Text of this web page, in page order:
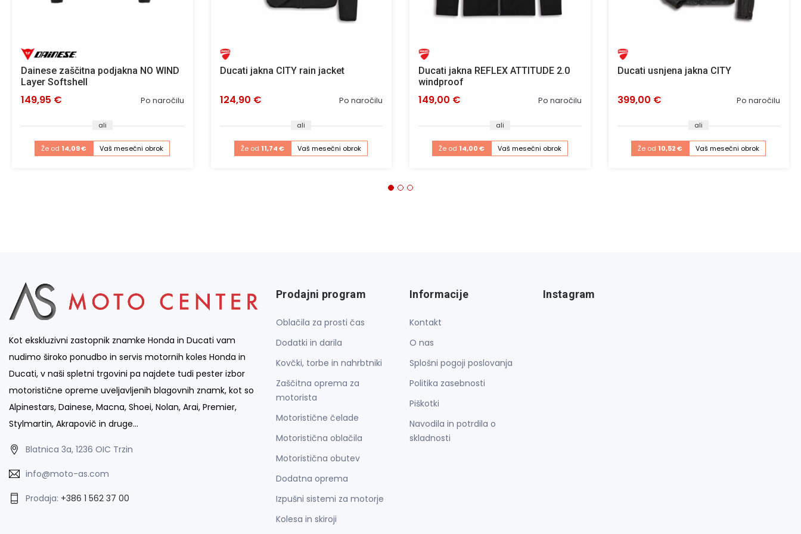
Dainese zaščitna podjakna NO WIND
Layer Softshell
Po naročilu
149,95 €
ali
Že od 14,09 € Vaš mesečni obrok
Ducati jakna CITY rain jacket
Po naročilu
124,90 €
ali
Že od 11,74 € Vaš mesečni obrok
Ducati jakna REFLEX ATTITUDE 2.0
windproof
Po naročilu
149,00 €
ali
Že od 14,00 € Vaš mesečni obrok
Ducati usnjena jakna CITY
Po naročilu
399,00 €
ali
Že od 10,52 € Vaš mesečni obrok
Kot ekskluzivni zastopnik znamke Honda in Ducati vam
nudimo široko ponudbo in servis motornih koles Honda in
Ducati, v naši spletni trgovini pa najdete tudi pester izbor
motoristične opreme uveljavljenih blagovnih znamk, kot so
Alpinestars, Dainese, Macna, Shoei, Nolan, Arai, Premier,
Stylmartin, Akrapovič in druge…
Blatnica 3a, 1236 OIC Trzin
info@moto-as.com
Prodaja: +386 1 562 37 00
Prodajni program
Oblačila za prosti čas
Dodatki in darila
Kovčki, torbe in nahrbtniki
Zaščitna oprema za
motorista
Motoristične čelade
Motoristična oblačila
Motoristična obutev
Dodatna oprema
Izpušni sistemi za motorje
Kolesa in skiroji
Informacije
Kontakt
O nas
Splošni pogoji poslovanja
Politika zasebnosti
Piškotki
Navodila in potrdila o
skladnosti
Instagram